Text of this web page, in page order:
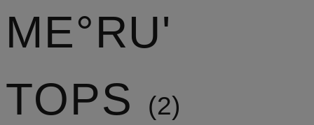
ME°RU'
TOPS
2